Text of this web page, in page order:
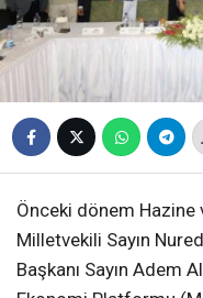
Önceki dönem Hazine
Milletvekili Sayın
Başkanı Sayın Adem